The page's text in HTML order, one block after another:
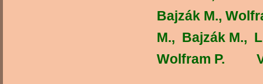
Bajzák M.,
M., Bajzák M.,
Wolfram P.